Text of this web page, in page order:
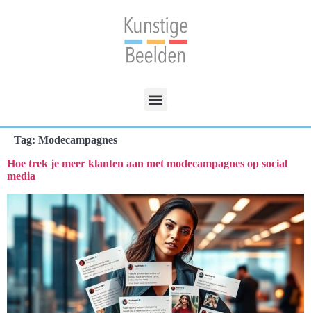
Tag: Modecampagnes
Hoe trek je meer klanten aan met modecampagnes op social
media